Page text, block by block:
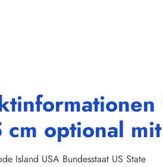
optional
Island USA Bundesstaat US State